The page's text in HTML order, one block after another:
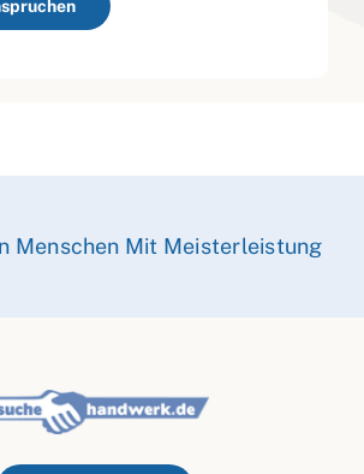
Menschen Mit Meisterleistung